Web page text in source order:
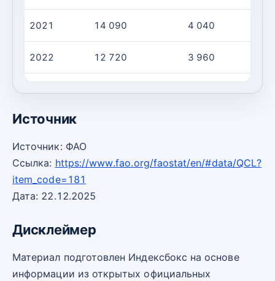
2021 14 090 4 040
2022 12 720 3 960
Источник
Источник: ФАО
Ссылка: https://www.fao.org/faostat/en/#data/QCL?
item_code=181
Дата: 22.12.2025
Дисклеймер
Материал подготовлен Индексбокс на основе
информации из открытых официальных